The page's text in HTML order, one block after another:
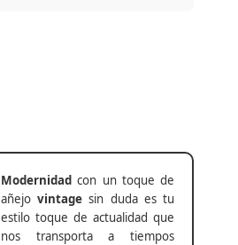
Modernidad con un toque de
añejovintage sin duda es tu
estilo toque de actualidad que
nos transporta a tiempos